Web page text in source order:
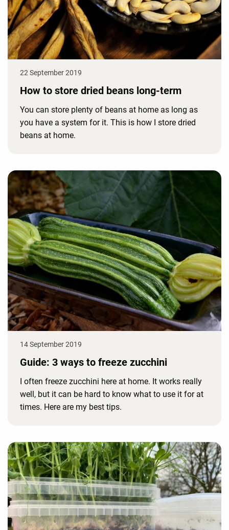
22 September 2019
How to store dried beans long-term
You can store plenty of beans at home as long as
you have a system for it. This is how I store dried
beans at home.
14 September 2019
Guide: 3 ways to freeze zucchini
I often freeze zucchini here at home. It works really
well, but it can be hard to know what to use it for at
times. Here are my best tips.